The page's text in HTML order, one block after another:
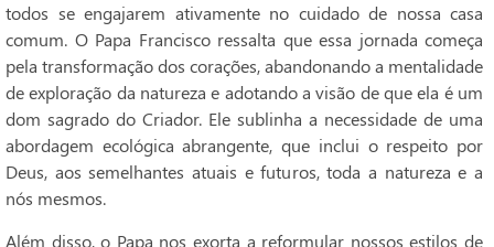
todos se engajarem ativamente no cuidado de nossa casa
comum. O Papa Francisco ressalta que essa jornada começa
pela transformação dos corações, abandonando a mentalidade
de exploração da natureza e adotando a visão de que ela é um
dom sagrado do Criador. Ele sublinha a necessidade de uma
abordagem ecológica abrangente, que inclui o respeito por
Deus, aos semelhantes atuais e futuros, toda a natureza e a
nós mesmos.
Além disso, o Papa nos exorta a reformular nossos estilos de